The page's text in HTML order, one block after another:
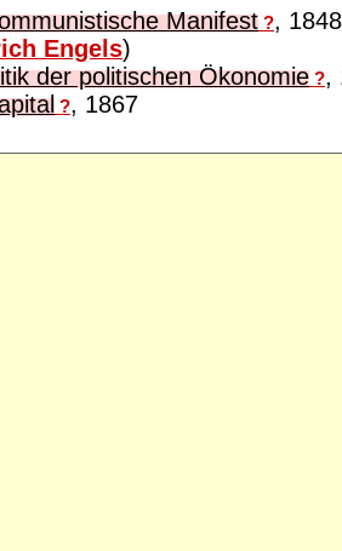
Manifest ?,
Engels)
der politischen Ökonomie ?,
?, 1867